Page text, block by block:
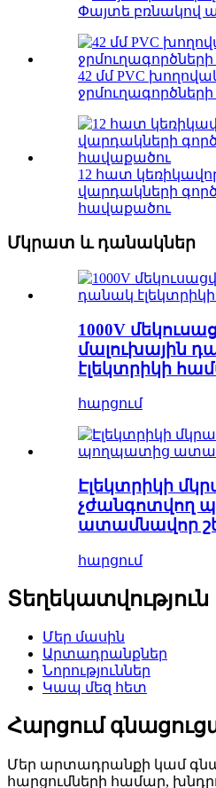
Փայտե բռնակով
42 մմ PVC
12 հատ
վարդակների
հավաքածու
Մկրատ և դանակներ
1000V
մալուխային
էլեկտրիկի
հարցում
Էլեկտրիկի
չժանգոտվող
ատամնավոր
հարցում
Տեղեկատվություն
Մեր մասին
Արտադրանքներ
Նորություններ
Կապ մեզ հետ
Հարցում
Մեր արտադրանքի կամ
հարցումների համար,